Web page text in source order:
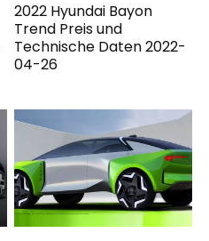
2022 Hyundai Bayon
Trend Preis und
Technische Daten 2022-
04-26